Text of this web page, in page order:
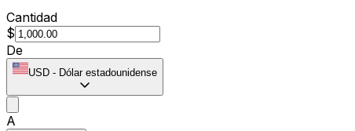
Cantidad
$
De
USD - Dólar estadounidense
A